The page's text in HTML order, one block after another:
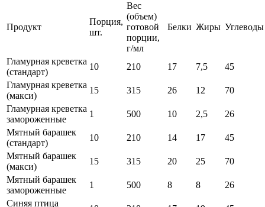
Продукт
Порция,
шт.
Вес
(объем)
готовой
порции,
г/мл
Белки Жиры Углеводы
Гламурная креветка
(стандарт)
10 210 17 7,5
45
Гламурная креветка
(макси)
15 315 26 12
70
Гламурная креветка
замороженные
1 500 10 2,5
26
Мятный барашек
(стандарт)
10 210 14 17
45
Мятный барашек
(макси)
15 315 20 25
70
Мятный барашек
замороженные
1 500 8 8
26
Синяя птица